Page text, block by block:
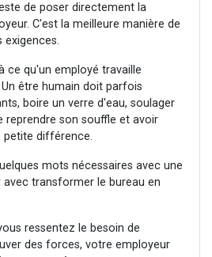
de poser directement la
C'est la meilleure manière de
exigences.
ce qu'un employé travaille
être humain doit parfois
boire un verre d'eau, soulager
reprendre son souffle et avoir
petite différence.
mots nécessaires avec une
avec transformer le bureau en
ressentez le besoin de
des forces, votre employeur